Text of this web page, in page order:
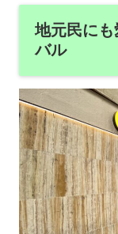
地元民に
バル